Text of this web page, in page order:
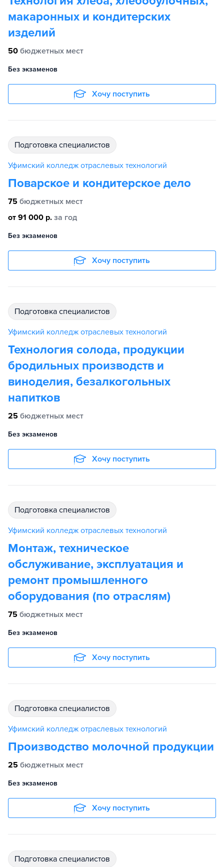
макаронных и кондитерских
изделий
50 бюджетных мест
Без экзаменов
Хочу поступить
подготовка специалистов
Уфимский колледж отраслевых технологий
Поварское и кондитерское дело
75 бюджетных мест
от 91 000 р. за год
Без экзаменов
Хочу поступить
подготовка специалистов
Уфимский колледж отраслевых технологий
Технология солода, продукции
бродильных производств и
виноделия, безалкогольных
напитков
25 бюджетных мест
Без экзаменов
Хочу поступить
подготовка специалистов
Уфимский колледж отраслевых технологий
Монтаж, техническое
обслуживание, эксплуатация и
ремонт промышленного
оборудования (по отраслям)
75 бюджетных мест
Без экзаменов
Хочу поступить
подготовка специалистов
Уфимский колледж отраслевых технологий
Производство молочной продукции
25 бюджетных мест
Без экзаменов
Хочу поступить
подготовка специалистов